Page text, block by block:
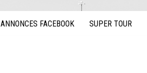
ANNONCES FACEBOOK SUPER TOUR